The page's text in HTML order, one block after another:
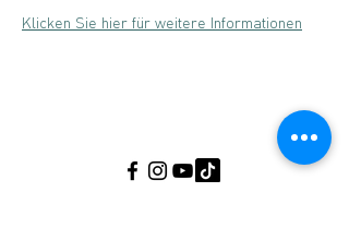
Klicken Sie hier für weitere Informationen